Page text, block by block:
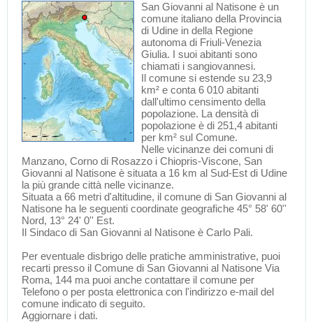
San Giovanni al Natisone è un
comune italiano della Provincia
di Udine in della Regione
autonoma di Friuli-Venezia
Giulia. I suoi abitanti sono
chiamati i sangiovannesi.
Il comune si estende su 23,9
km² e conta 6 010 abitanti
dall'ultimo censimento della
popolazione. La densità di
popolazione è di 251,4 abitanti
per km² sul Comune.
Nelle vicinanze dei comuni di
Manzano, Corno di Rosazzo i Chiopris-Viscone, San
Giovanni al Natisone è situata a 16 km al Sud-Est di Udine
la più grande città nelle vicinanze.
Situata a 66 metri d'altitudine, il comune di San Giovanni al
Natisone ha le seguenti coordinate geografiche 45° 58' 60''
Nord, 13° 24' 0'' Est.
Il Sindaco di San Giovanni al Natisone è Carlo Pali.
Per eventuale disbrigo delle pratiche amministrative, puoi
recarti presso il Comune di San Giovanni al Natisone Via
Roma, 144 ma puoi anche contattare il comune per
Telefono o per posta elettronica con l'indirizzo e-mail del
comune indicato di seguito.
Aggiornare i dati.